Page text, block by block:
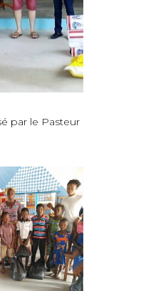
par le Pasteur